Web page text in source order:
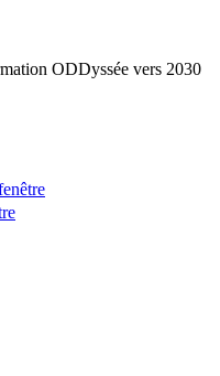
ODDyssée vers 2030